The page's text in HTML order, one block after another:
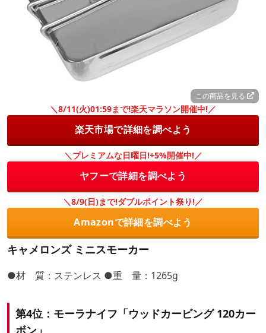
この商品を見る
＼8/11(火)01:59まで!楽天マラソン開催中!／
楽天市場で詳細を調べよう
＼プレミアムな日曜日!+5%開催中!／
ヤフーで詳細を調べよう
＼8/9(日)まで!ダブルポイント祭り!／
Amazonで詳細を調べよう
キャメロンズ ミニスモーカー
●材 質：ステンレス ●重 量：1265g
第4位：モーラナイフ「ウッドカービング 120カー
ボン」